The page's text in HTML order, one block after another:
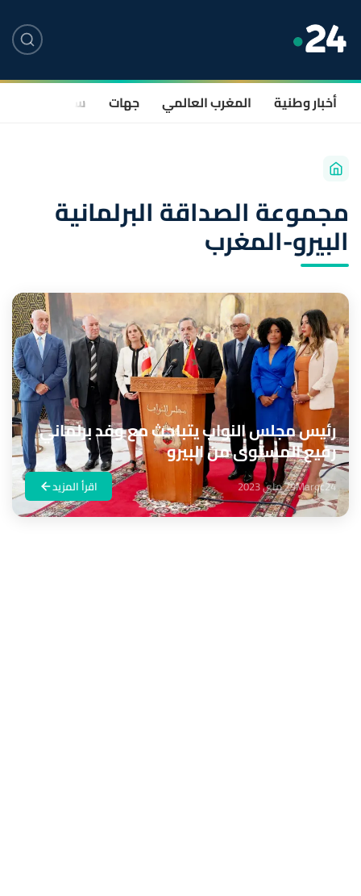
أخبار وطنية المغرب العالمي جهات سياسة
مجموعة الصداقة البرلمانية
البيرو-المغرب
رئيس مجلس النواب يتباحث مع وفد برلماني
رفيع المستوى من البيرو
Maroc2429 ماي 2023 اقرأ المزيد